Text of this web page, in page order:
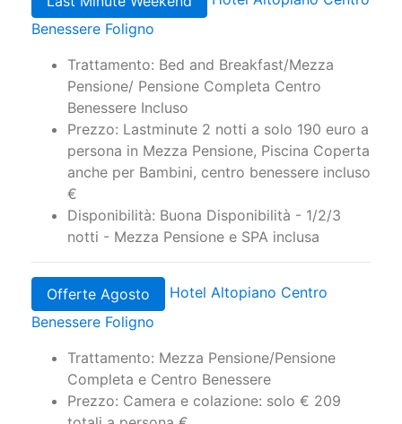
Last Minute Weekend
Benessere Foligno
Trattamento: Bed and Breakfast/Mezza
Pensione/ Pensione Completa Centro
Benessere Incluso
Prezzo: Lastminute 2 notti a solo 190 euro a
persona in Mezza Pensione, Piscina Coperta
anche per Bambini, centro benessere incluso
€
notti - Mezza Pensione e SPA inclusa
Offerte Agosto
Benessere Foligno
Trattamento: Mezza Pensione/Pensione
Completa e Centro Benessere